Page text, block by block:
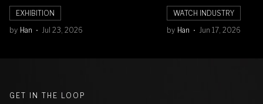
Balik Seni Watchmaking
EXHIBITION
by Han Jul 23, 2026
Numerals Watch
WATCH INDUSTRY
by Han Jun 17, 2026
GET IN THE LOOP